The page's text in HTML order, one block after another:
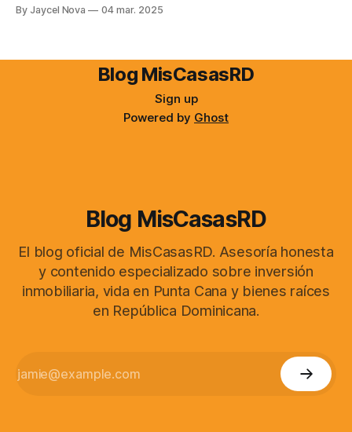
By Jaycel Nova 04 mar. 2025
Blog MisCasasRD
Sign up
Powered by Ghost
Blog MisCasasRD
El blog oficial de MisCasasRD. Asesoría honesta
y contenido especializado sobre inversión
inmobiliaria, vida en Punta Cana y bienes raíces
en República Dominicana.